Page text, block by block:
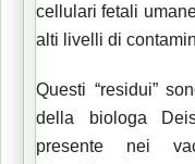
cellulari fetali
alti livelli di
Questi “residui”
della biologa
presente nei